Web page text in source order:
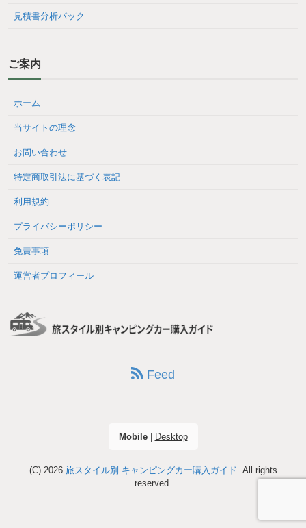
見積書分析パック
ご案内
ホーム
当サイトの理念
お問い合わせ
特定商取引法に基づく表記
利用規約
プライバシーポリシー
免責事項
運営者プロフィール
Feed
Mobile| Desktop
(C) 2026 旅スタイル別 キャンピングカー購入ガイド. All rights
reserved.